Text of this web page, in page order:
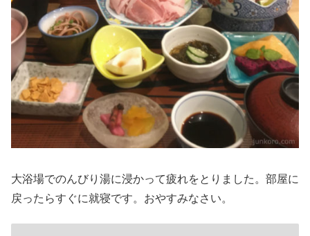
大浴場でのんびり湯に浸かって疲れをとりました。部屋に
戻ったらすぐに就寝です。おやすみなさい。